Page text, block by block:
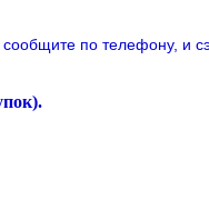
по телефону, и
).